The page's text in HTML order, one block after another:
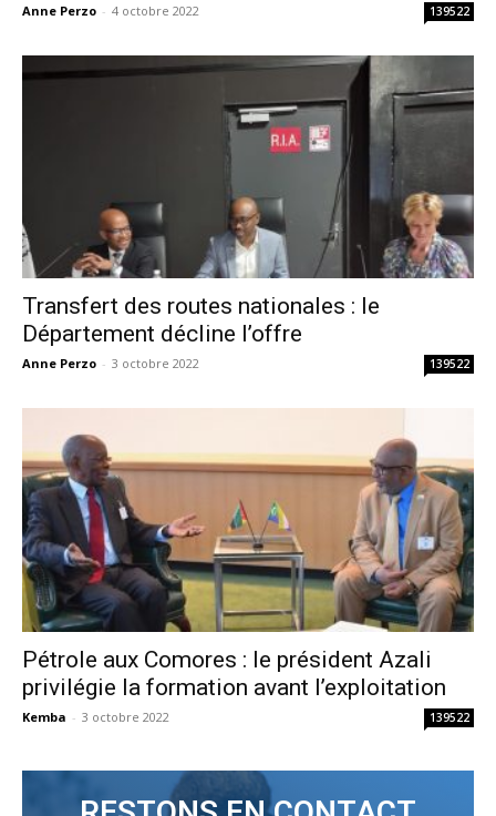
Anne Perzo - 4 octobre 2022 139522
Transfert des routes nationales : le
Département décline l’offre
Anne Perzo - 3 octobre 2022 139522
Pétrole aux Comores : le président Azali
privilégie la formation avant l’exploitation
Kemba - 3 octobre 2022 139522